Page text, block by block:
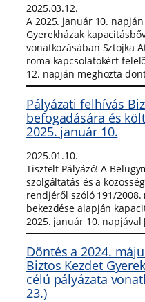
2025.03.12.
A 2025. január 10.
Gyerekházak
vonatkozásában Sztojka
roma kapcsolatokért
12. napján meghozta
Pályázati felhívás
befogadására és
2025. január 10.
2025.01.10.
Tisztelt Pályázó! A
szolgáltatás és a
rendjéről szóló 191/2008.
bekezdése alapján
2025. január 10.
Döntés a 2024.
Biztos Kezdet
célú pályázata
23.)